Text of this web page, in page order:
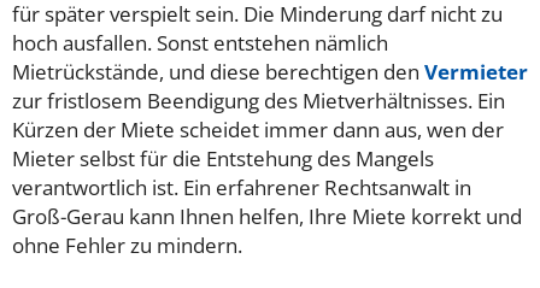
für später verspielt sein. Die Minderung darf nicht zu
hoch ausfallen. Sonst entstehen nämlich
Mietrückstände, und diese berechtigen den Vermieter
zur fristlosem Beendigung des Mietverhältnisses. Ein
Kürzen der Miete scheidet immer dann aus, wen der
Mieter selbst für die Entstehung des Mangels
verantwortlich ist. Ein erfahrener Rechtsanwalt in
Groß-Gerau kann Ihnen helfen, Ihre Miete korrekt und
ohne Fehler zu mindern.